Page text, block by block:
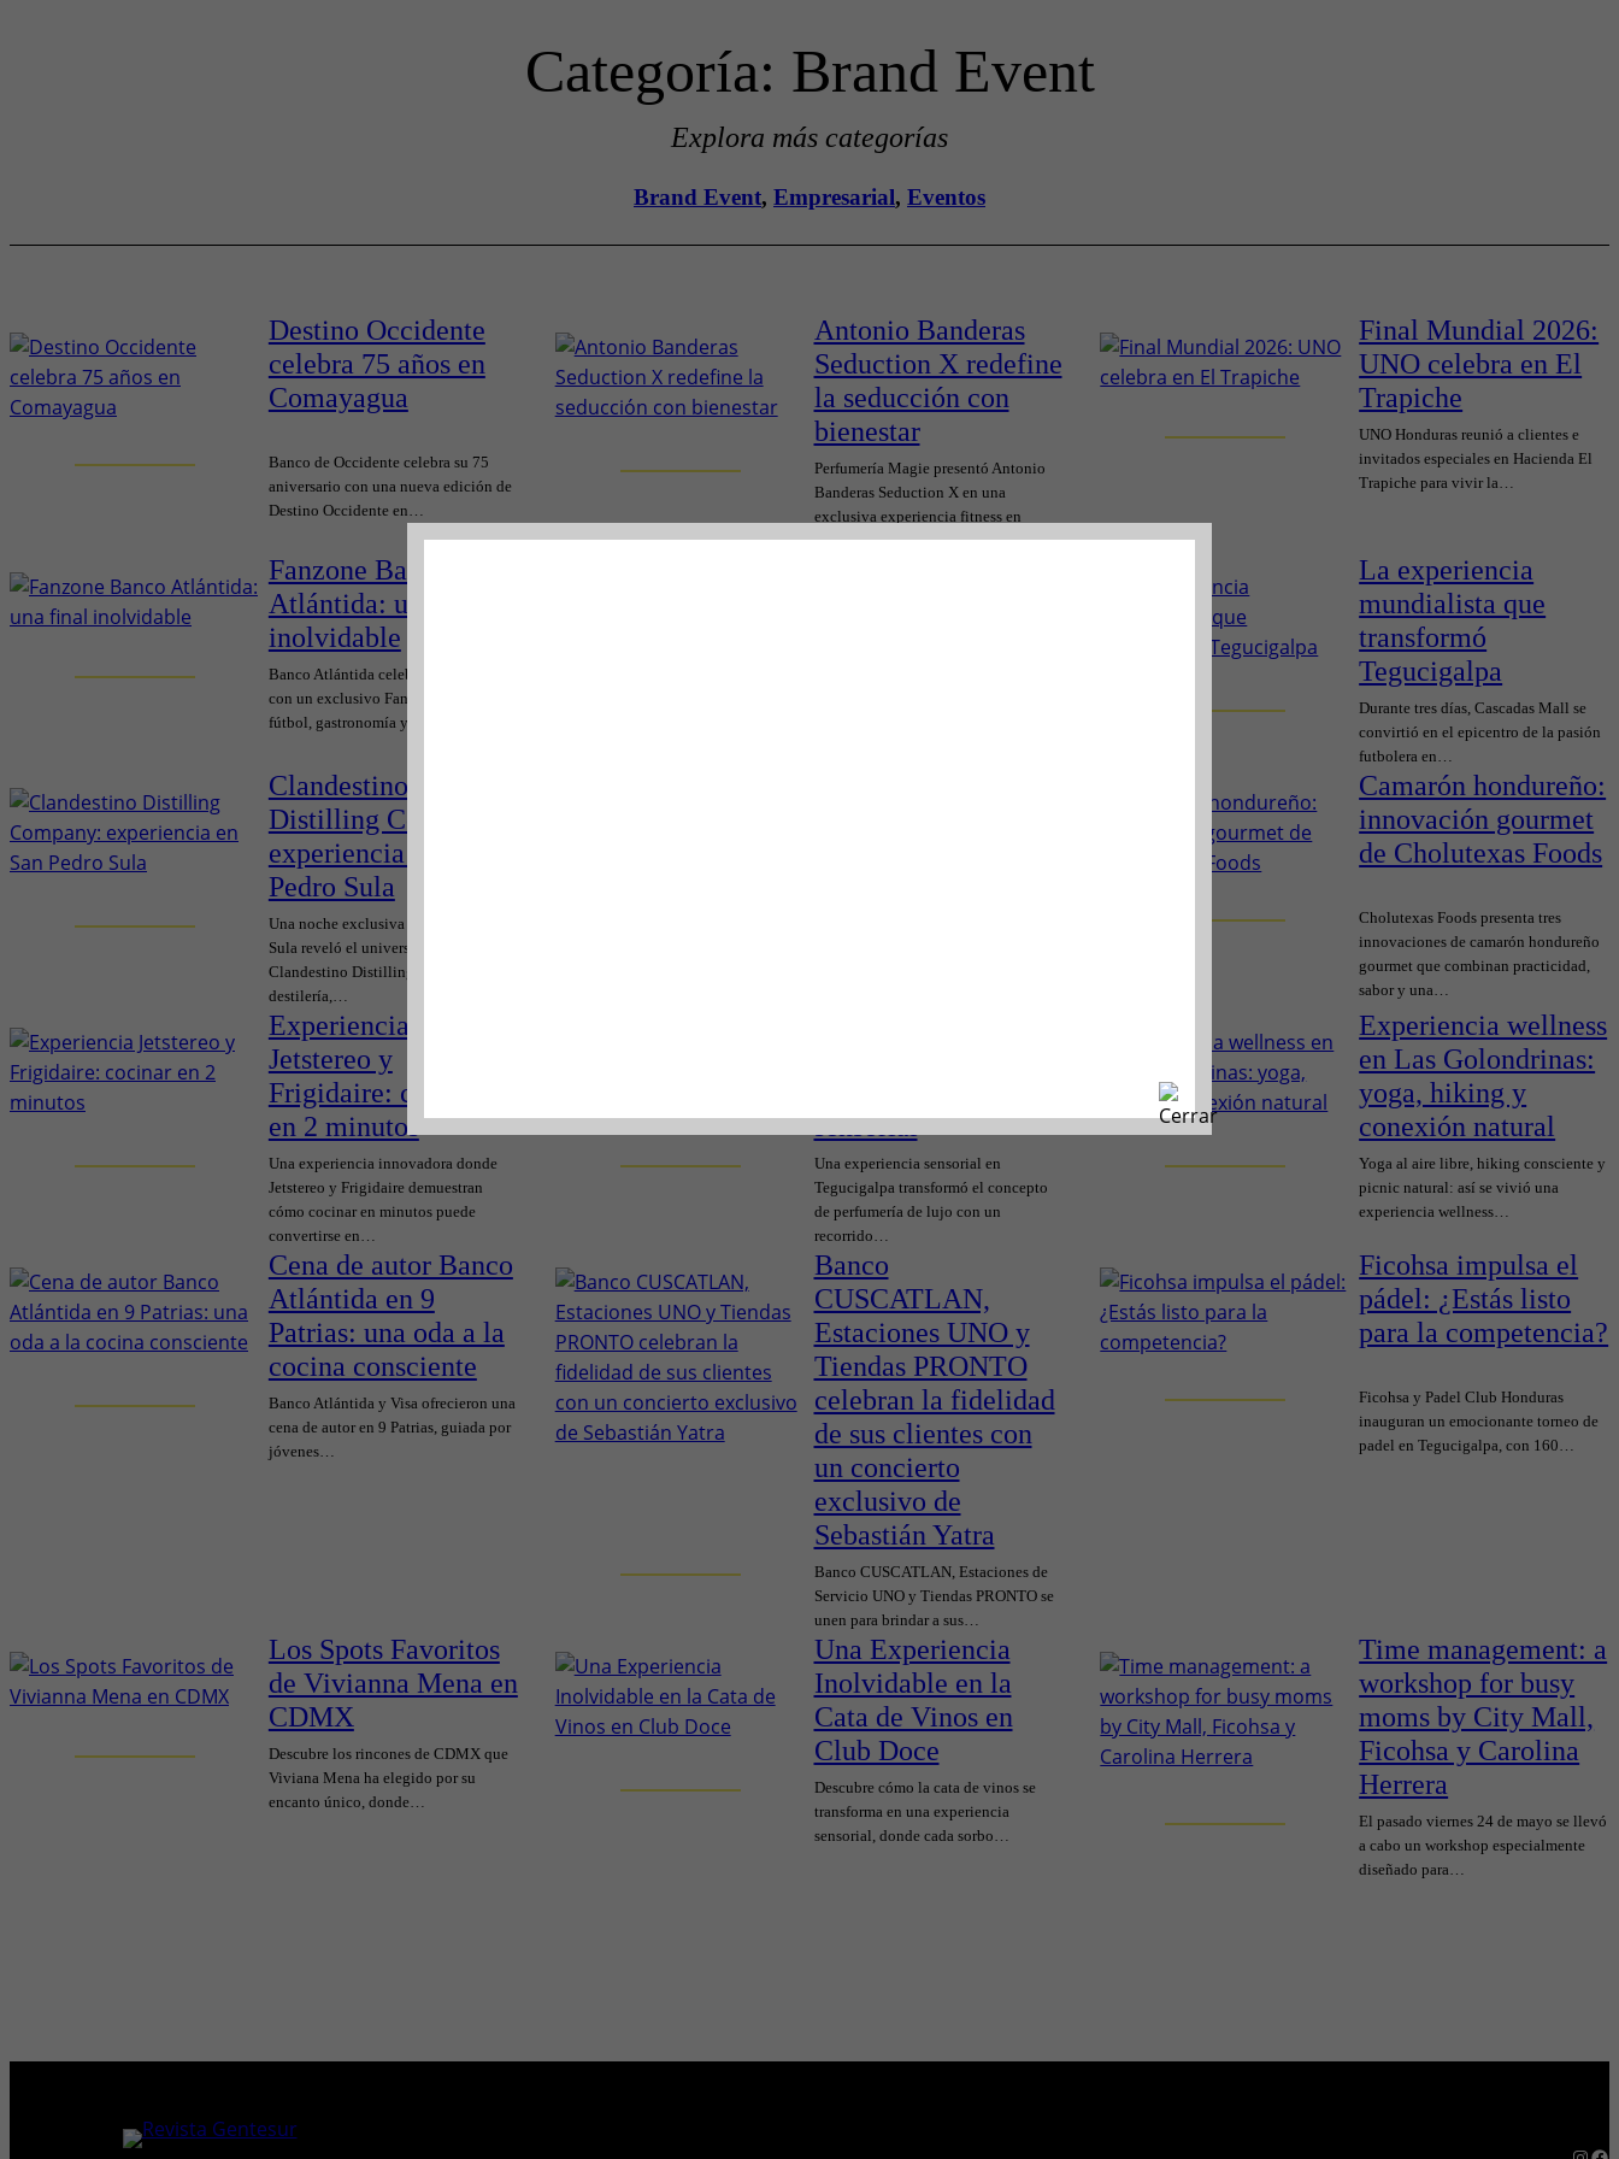
Categoría: Brand Event
Explora más categorías
Brand Event, Empresarial, Eventos
Destino Occidente
celebra 75 años en
Comayagua
Banco de Occidente celebra su 75
aniversario con una nueva edición de
Destino Occidente en…
Antonio Banderas
Seduction X redefine
la seducción con
bienestar
Perfumería Magie presentó Antonio
Banderas Seduction X en una
exclusiva experiencia fitness en
Equinox Rubén…
Final Mundial 2026:
UNO celebra en El
Trapiche
UNO Honduras reunió a clientes e
invitados especiales en Hacienda El
Trapiche para vivir la…
Fanzone Banco
Atlántida: una final
inolvidable
Banco Atlántida celebró la gran final
con un exclusivo Fanzone que reunió
fútbol, gastronomía y…
La experiencia
mundialista que
transformó
Tegucigalpa
Durante tres días, Cascadas Mall se
convirtió en el epicentro de la pasión
futbolera en…
Clandestino
Distilling Company:
experiencia en San
Pedro Sula
Una noche exclusiva en San Pedro
Sula reveló el universo de
Clandestino Distilling Company:
destilería,…
Camarón hondureño:
innovación gourmet
de Cholutexas Foods
Cholutexas Foods presenta tres
innovaciones de camarón hondureño
gourmet que combinan practicidad,
sabor y una…
Experiencia
Jetstereo y
Frigidaire: cocinar
en 2 minutos
Una experiencia innovadora donde
Jetstereo y Frigidaire demuestran
cómo cocinar en minutos puede
convertirse en…
sensorial
Una experiencia sensorial en
Tegucigalpa transformó el concepto
de perfumería de lujo con un
recorrido…
Experiencia wellness
en Las Golondrinas:
yoga, hiking y
conexión natural
Yoga al aire libre, hiking consciente y
picnic natural: así se vivió una
experiencia wellness…
Cena de autor Banco
Atlántida en 9
Patrias: una oda a la
cocina consciente
Banco Atlántida y Visa ofrecieron una
cena de autor en 9 Patrias, guiada por
jóvenes…
Banco
CUSCATLAN,
Estaciones UNO y
Tiendas PRONTO
celebran la fidelidad
de sus clientes con
un concierto
exclusivo de
Sebastián Yatra
Banco CUSCATLAN, Estaciones de
Servicio UNO y Tiendas PRONTO se
unen para brindar a sus…
Ficohsa impulsa el
pádel: ¿Estás listo
para la competencia?
Ficohsa y Padel Club Honduras
inauguran un emocionante torneo de
padel en Tegucigalpa, con 160…
Los Spots Favoritos
de Vivianna Mena en
CDMX
Descubre los rincones de CDMX que
Viviana Mena ha elegido por su
encanto único, donde…
Una Experiencia
Inolvidable en la
Cata de Vinos en
Club Doce
Descubre cómo la cata de vinos se
transforma en una experiencia
sensorial, donde cada sorbo…
Time management: a
workshop for busy
moms by City Mall,
Ficohsa y Carolina
Herrera
El pasado viernes 24 de mayo se llevó
a cabo un workshop especialmente
diseñado para…